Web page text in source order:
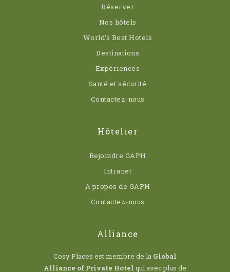
Réserver
Nos hôtels
World’s Best Hotels
Destinations
Expériences
Santé et sécurité
Contactez-nous
Hôtelier
Rejoindre GAPH
Intranet
A propos de GAPH
Contactez-nous
Alliance
Cosy Places est membre de la Global
Alliance of Private Hotel qui avec plus de